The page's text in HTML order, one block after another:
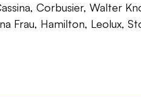
Corbusier, Walter
Frau, Hamilton, Leolux,